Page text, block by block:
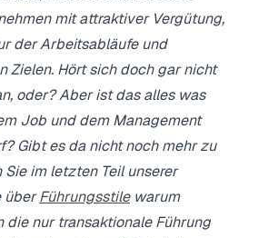
mit attraktiver Vergütung,
der Arbeitsabläufe und
Zielen. Hört sich doch gar nicht
oder? Aber ist das alles was
Job und dem Management
Gibt es da nicht noch mehr zu
Sie im letzten Teil unserer
überFührungsstilewarum
die nur transaktionale Führung